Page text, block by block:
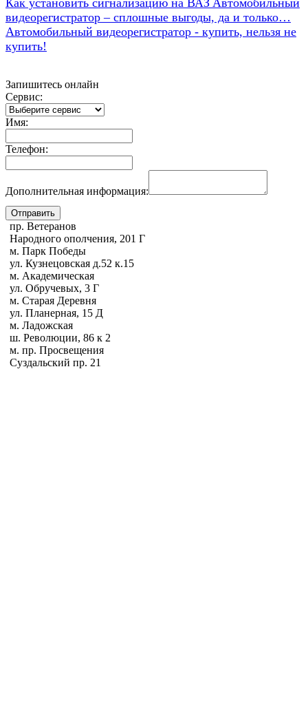
Как установить сигнализацию на ВАЗ Автомобильный
видеорегистратор – сплошные выгоды, да и только…
Автомобильный видеорегистратор - купить, нельзя не
купить!
Запишитесь онлайн
Сервис:
Имя:
Телефон:
Дополнительная информация:
пр. Ветеранов
Народного ополчения, 201 Г
м. Парк Победы
ул. Кузнецовская д.52 к.15
м. Академическая
ул. Обручевых, 3 Г
м. Старая Деревня
ул. Планерная, 15 Д
м. Ладожская
ш. Революции, 86 к 2
м. пр. Просвещения
Суздальский пр. 21